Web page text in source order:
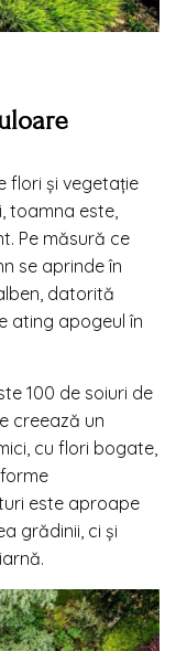
flori și vegetație
toamna este,
Pe măsură ce
se aprinde în
datorită
ating apogeul în
100 de soiuri de
creează un
cu flori bogate,
este aproape
grădinii, ci și